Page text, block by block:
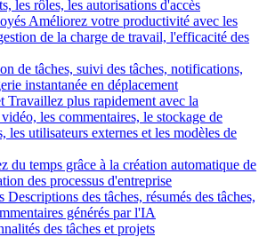
les rôles, les autorisations d'accès
Améliorez votre productivité avec les
de la charge de travail, l'efficacité des
de tâches, suivi des tâches, notifications,
instantanée en déplacement
Travaillez plus rapidement avec la
les commentaires, le stockage de
les utilisateurs externes et les modèles de
du temps grâce à la création automatique de
des processus d'entreprise
Descriptions des tâches, résumés des tâches,
générés par l'IA
des tâches et projets